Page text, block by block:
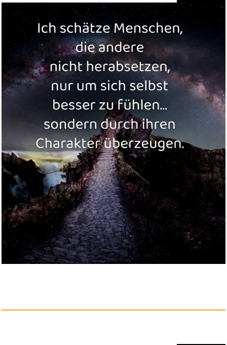
Anzeige
Peach elektrischer Anspitzer -...
Period Power: Harness Your